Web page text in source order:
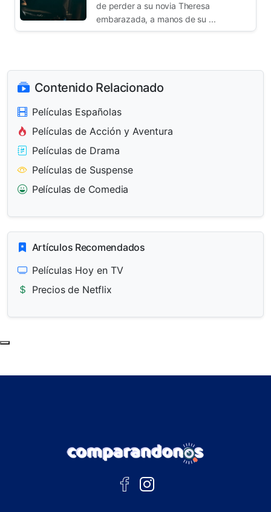
de perder a su novia Theresa
embarazada, a manos de su ...
Contenido Relacionado
Películas Españolas
Películas de Acción y Aventura
Películas de Drama
Películas de Suspense
Películas de Comedia
Artículos Recomendados
Películas Hoy en TV
Precios de Netflix